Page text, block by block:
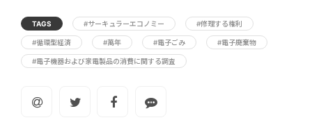
TAGS #サーキュラーエコノミー #修理する権利
#循環型経済 #萬年 #電子ごみ #電子廃棄物
#電子機器および家電製品の消費に関する調査